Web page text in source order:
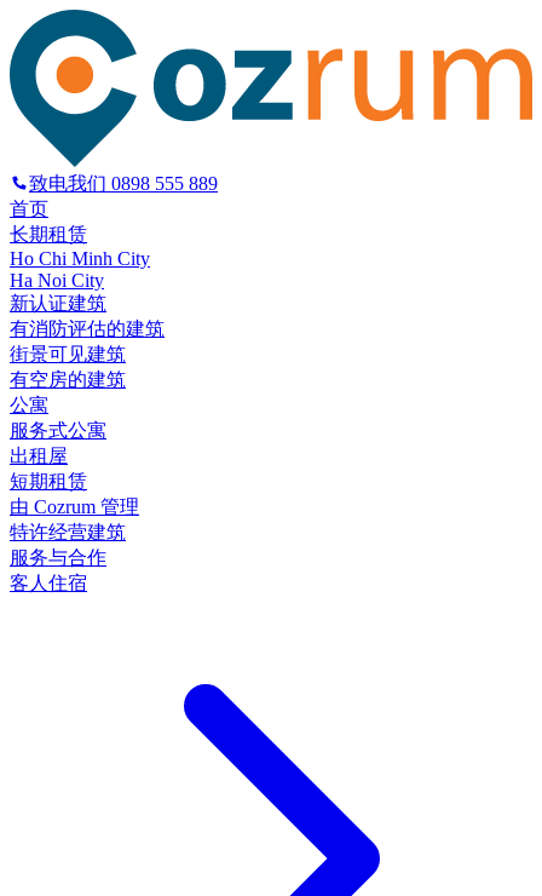
致电我们 0898 555 889
首页
长期租赁
Ho Chi Minh City
Ha Noi City
新认证建筑
有消防评估的建筑
街景可见建筑
有空房的建筑
公寓
服务式公寓
出租屋
短期租赁
由 Cozrum 管理
特许经营建筑
服务与合作
客人住宿